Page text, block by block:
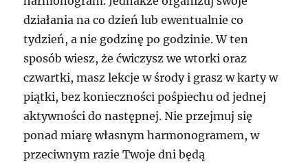
działania na co dzień lub ewentualnie co
tydzień, a nie godzinę po godzinie. W ten
sposób wiesz, że ćwiczysz we wtorki oraz
czwartki, masz lekcje w środy i grasz w karty w
piątki, bez konieczności pośpiechu od jednej
aktywności do następnej. Nie przejmuj się
ponad miarę własnym harmonogramem, w
przeciwnym razie Twoje dni będą